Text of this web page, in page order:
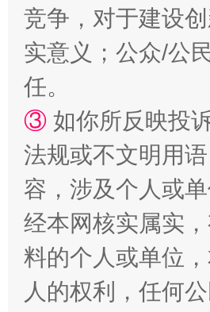
竞争，对于建设
实意义；公众/公
任。
③ 如你所反映投
法规或不文明用
容，涉及个人或
经本网核实属实
料的个人或单位
人的权利，任何